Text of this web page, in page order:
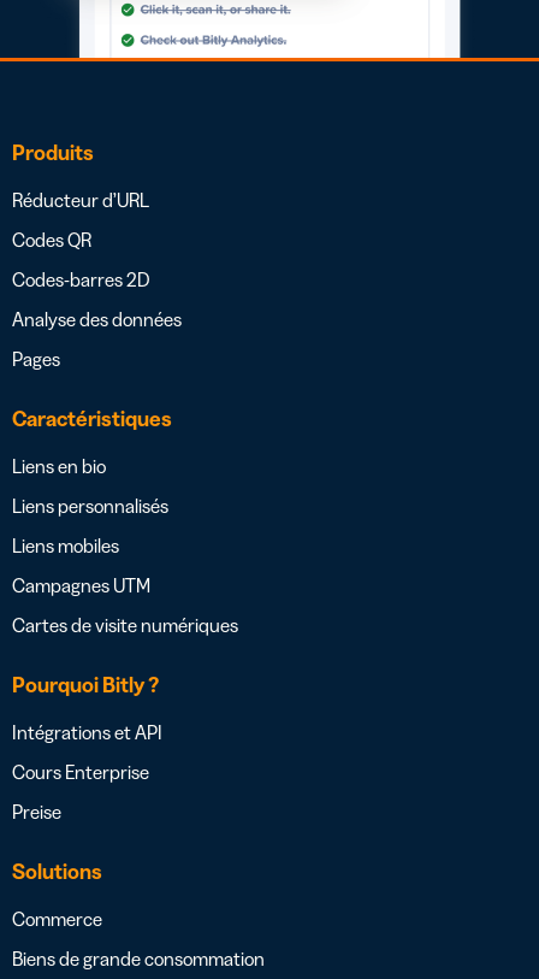
Produits
Réducteur d’URL
Codes QR
Codes-barres 2D
Analyse des données
Pages
Caractéristiques
Liens en bio
Liens personnalisés
Liens mobiles
Campagnes UTM
Cartes de visite numériques
Pourquoi Bitly ?
Intégrations et API
Cours Enterprise
Preise
Solutions
Commerce
Biens de grande consommation